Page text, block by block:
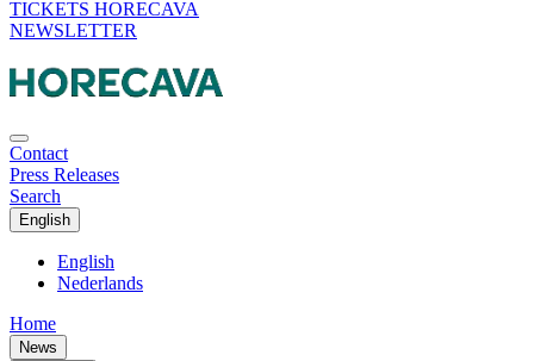
TICKETS HORECAVA
NEWSLETTER
Contact
Press Releases
Search
English
English
Nederlands
Home
News